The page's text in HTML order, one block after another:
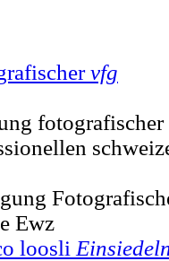
vfg
fotografischer
Ewz
loosli